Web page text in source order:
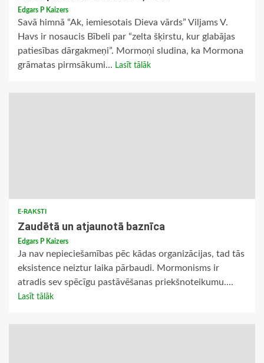
Edgars P Kaizers
Savā himnā “Ak, iemiesotais Dieva vārds” Viljams V.
Havs ir nosaucis Bībeli par “zelta šķirstu, kur glabājas
patiesības dārgakmeņi”. Mormoņi sludina, ka Mormona
grāmatas pirmsākumi... Lasīt tālāk
E-RAKSTI
Zaudētā un atjaunotā baznīca
Edgars P Kaizers
Ja nav nepieciešamības pēc kādas organizācijas, tad tās
eksistence neiztur laika pārbaudi. Mormonisms ir
atradis sev spēcīgu pastāvēšanas priekšnoteikumu....
Lasīt tālāk